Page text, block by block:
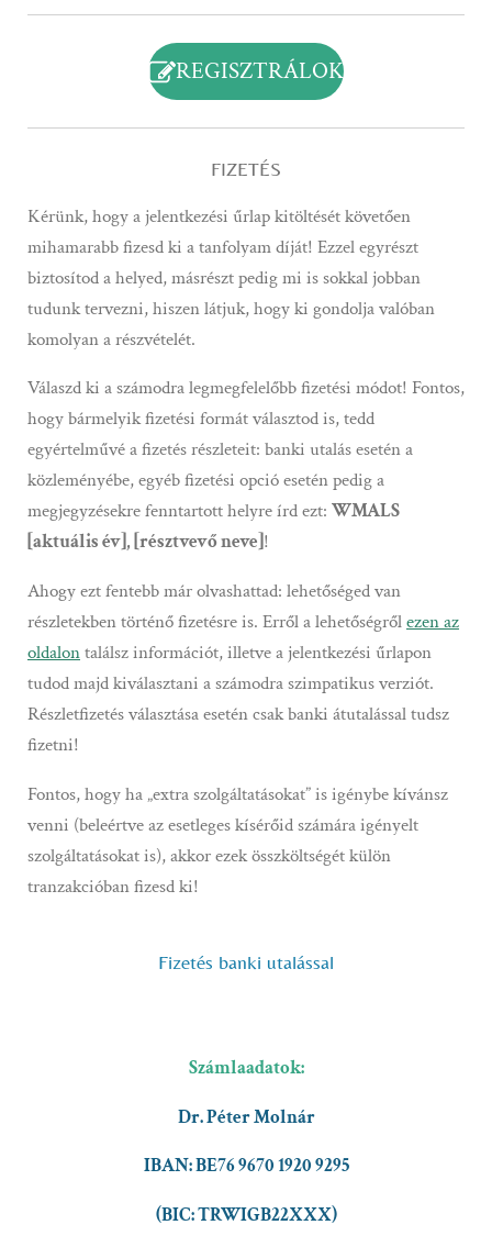
REGISZTRÁLOK
FIZETÉS
Kérünk, hogy a jelentkezési űrlap kitöltését követően
mihamarabb fizesd ki a tanfolyam díját! Ezzel egyrészt
biztosítod a helyed, másrészt pedig mi is sokkal jobban
tudunk tervezni, hiszen látjuk, hogy ki gondolja valóban
komolyan a részvételét.
Válaszd ki a számodra legmegfelelőbb fizetési módot! Fontos,
hogy bármelyik fizetési formát választod is, tedd
egyértelművé a fizetés részleteit: banki utalás esetén a
közleményébe, egyéb fizetési opció esetén pedig a
megjegyzésekre fenntartott helyre írd ezt: WMALS
[aktuális év], [résztvevő neve]!
Ahogy ezt fentebb már olvashattad: lehetőséged van
részletekben történő fizetésre is. Erről a lehetőségrőlezen az
oldalontalálsz információt, illetve a jelentkezési űrlapon
tudod majd kiválasztani a számodra szimpatikus verziót.
Részletfizetés választása esetén csak banki átutalással tudsz
fizetni!
Fontos, hogy ha „extra szolgáltatásokat” is igénybe kívánsz
venni (beleértve az esetleges kísérőid számára igényelt
szolgáltatásokat is), akkor ezek összköltségét külön
tranzakcióban fizesd ki!
Fizetés banki utalással
Számlaadatok:
Dr. Péter Molnár
IBAN: BE76 9670 1920 9295
(BIC: TRWIGB22XXX)